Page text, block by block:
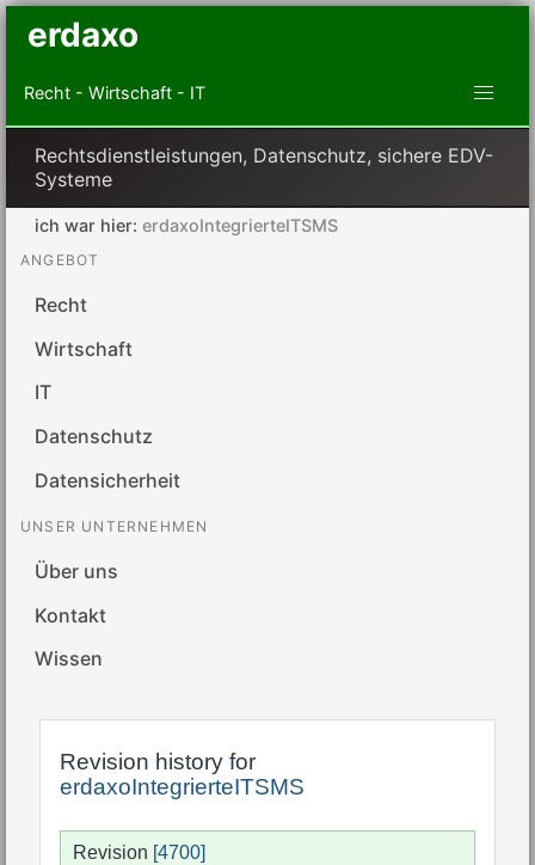
erdaxo
Recht - Wirtschaft - IT
Rechtsdienstleistungen, Datenschutz, sichere EDV-
Systeme
ich war hier: erdaxoIntegrierteITSMS
ANGEBOT
Recht
Wirtschaft
IT
Datenschutz
Datensicherheit
UNSER UNTERNEHMEN
Über uns
Kontakt
Wissen
Revision history for
erdaxoIntegrierteITSMS
Revision [4700]